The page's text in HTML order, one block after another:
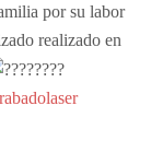
por su labor
realizado en